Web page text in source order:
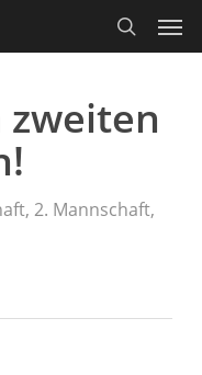
search
zweiten
, 2. Mannschaft,